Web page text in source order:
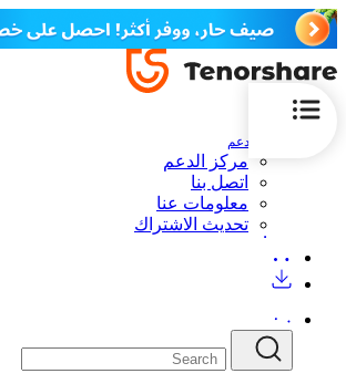
الدعم
مركز الدعم
اتصل بنا
معلومات عنا
تحديث الاشتراك